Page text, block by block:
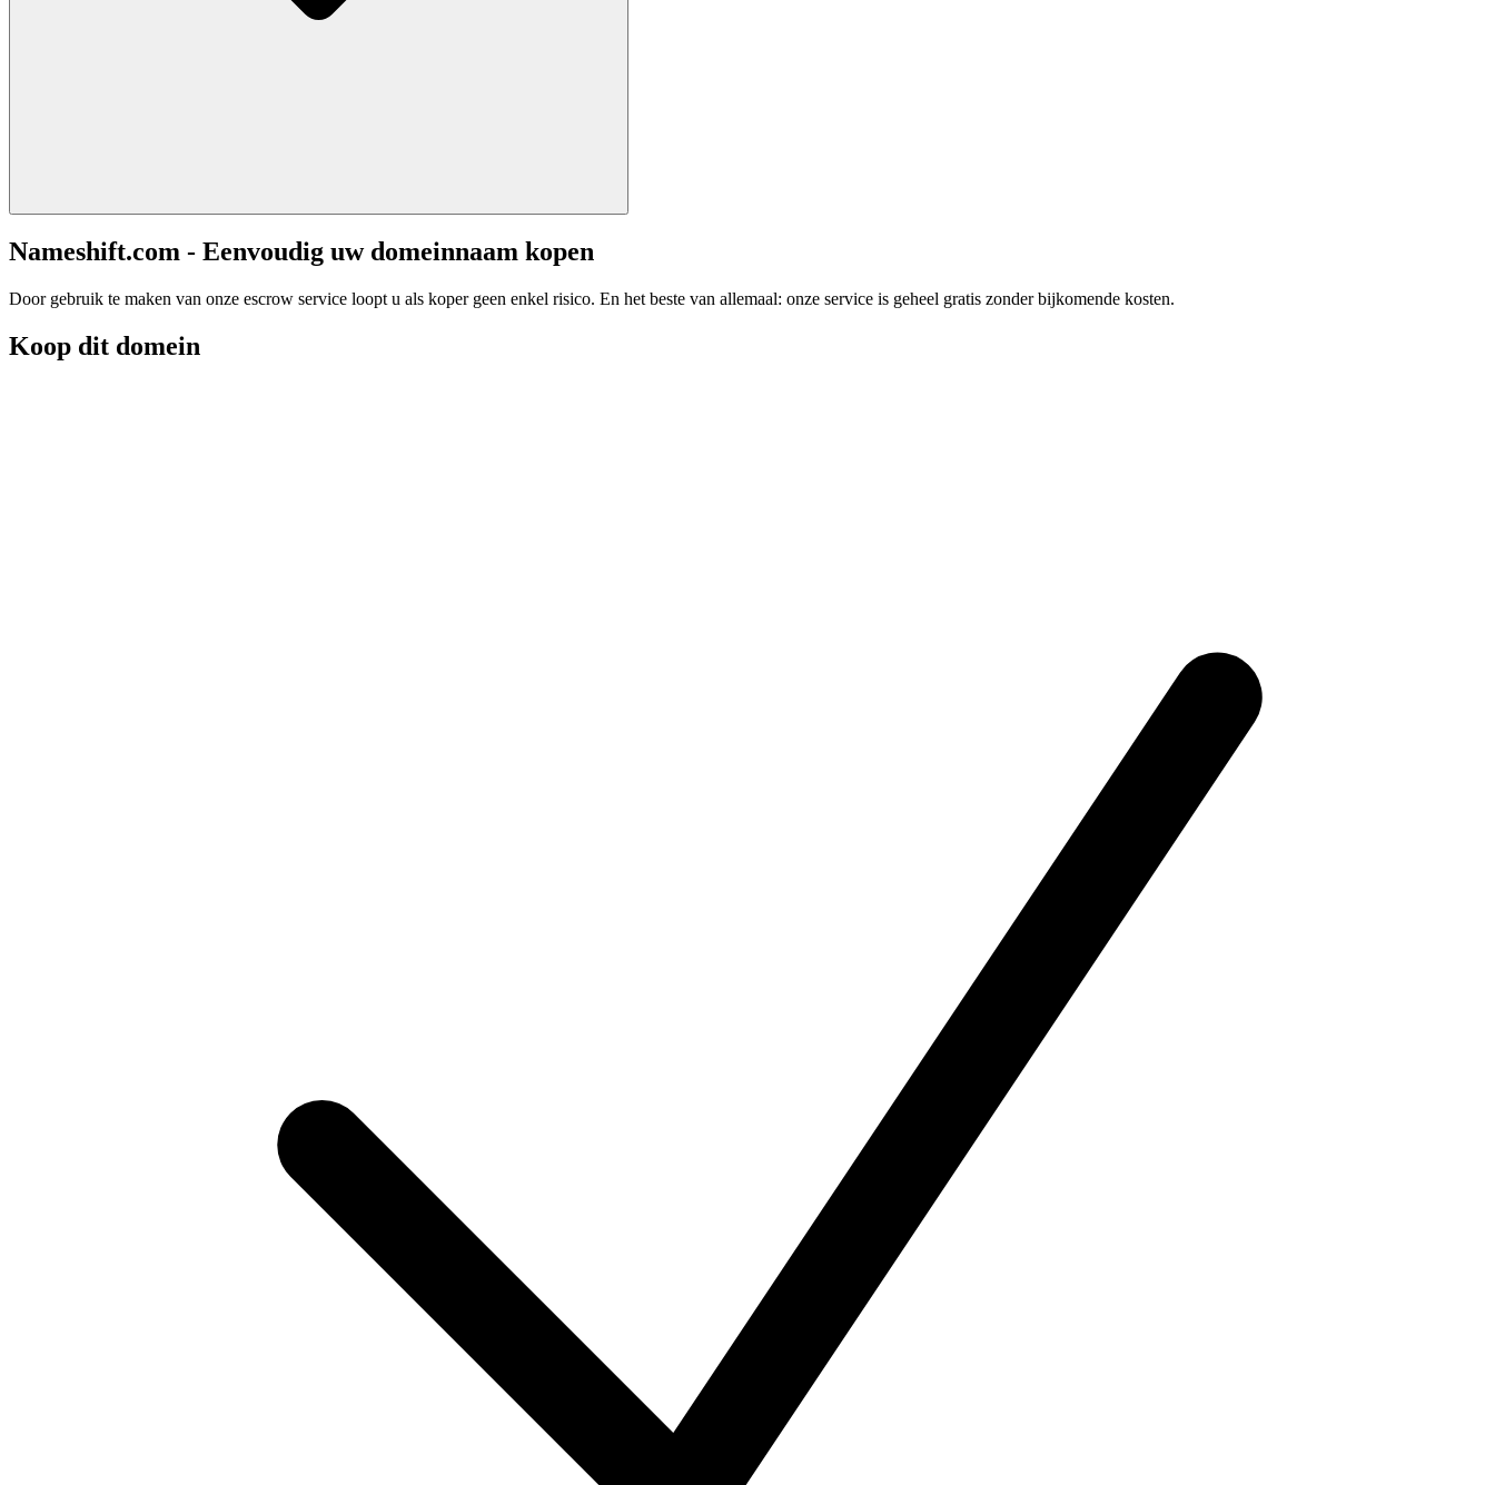
Nameshift.com - Eenvoudig uw domeinnaam kopen
Door gebruik te maken van onze escrow service loopt u als koper geen enkel risico. En het beste van allemaal: onze service is geheel gratis zonder bijkomende kosten.
Koop dit domein